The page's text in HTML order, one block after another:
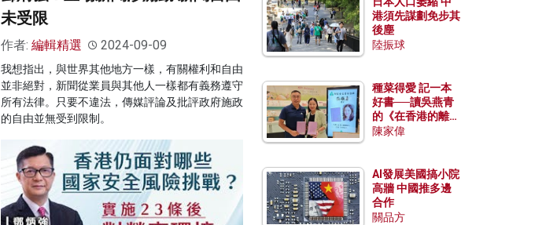
未受限
作者: 編輯精選 2024-09-09
我想指出，與世界其他地方一樣，有關權利和自由
並非絕對，新聞從業員與其他人一樣都有義務遵守
所有法律。只要不違法，傳媒評論及批評政府施政
的自由並無受到限制。
港須先謀劃免步其
後塵
陸振球
種菜得愛 記一本
好書──讀吳燕青
的《在香港的離島
種菜》
陳家偉
AI發展美國搞小院
高牆 中國推多邊
合作
關品方